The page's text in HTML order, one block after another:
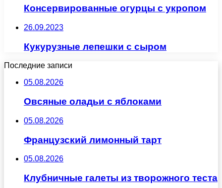
Консервированные огурцы с укропом
26.09.2023
Кукурузные лепешки с сыром
Последние записи
05.08.2026
Овсяные оладьи с яблоками
05.08.2026
Французский лимонный тарт
05.08.2026
Клубничные галеты из творожного теста